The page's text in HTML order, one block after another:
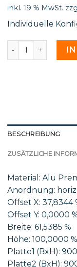
inkl. 19 % MwSt.
Individuelle
Mar 20 21 -
BESCHREIBUNG
ZUSÄTZLICHE
Material: Alu
Anordnung:
Offset X: 37,8344
Offset Y: 0,0000
Breite: 61,5385 %
Höhe: 100,0000 %
Platte1 (BxH):
Platte2 (BxH):